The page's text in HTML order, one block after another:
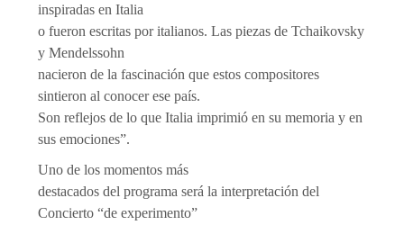
inspiradas en Italia
o fueron escritas por italianos. Las piezas de Tchaikovsky
y Mendelssohn
nacieron de la fascinación que estos compositores
sintieron al conocer ese país.
Son reflejos de lo que Italia imprimió en su memoria y en
sus emociones”.
Uno de los momentos más
destacados del programa será la interpretación del
Concierto “de experimento”